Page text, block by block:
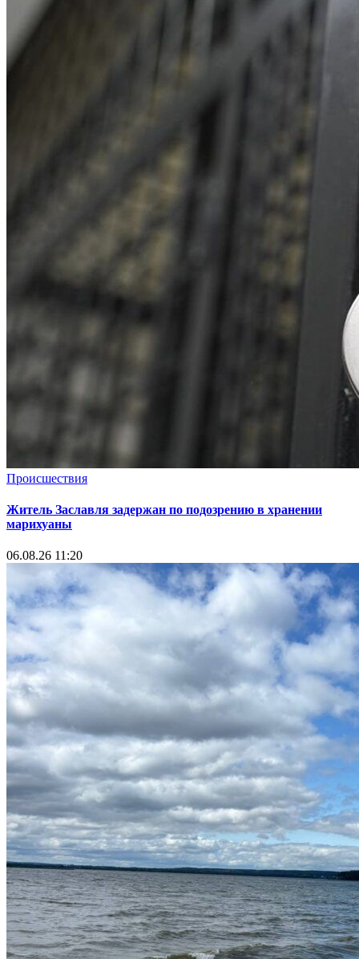
Происшествия
Житель Заславля задержан по подозрению в хранении
марихуаны
06.08.26 11:20